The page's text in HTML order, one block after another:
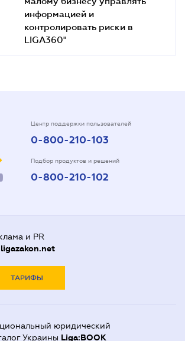
информацией и
контролировать риски в
LIGA360"
Центр поддержки пользователей
0-800-210-103
Подбор продуктов и решений
0-800-210-102
и PR
ligazakon.net
ТАРИФЫ
юридический
Украины Liga:BOOK